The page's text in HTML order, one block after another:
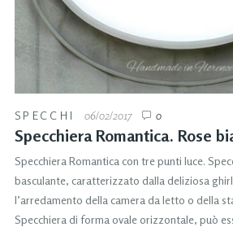
SPECCHI 06/02/2017 0
Specchiera Romantica. Rose
Specchiera Romantica con tre punti luce.
basculante, caratterizzato dalla deliziosa
l’arredamento della camera da letto o della
Specchiera di forma ovale orizzontale, può